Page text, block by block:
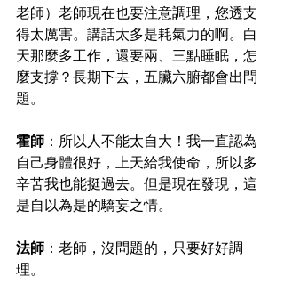
老師）老師現在也要注意調理，您透支
得太厲害。講話太多是耗氣力的啊。白
天那麼多工作，還要兩、三點睡眠，怎
麼支撐？長期下去，五臟六腑都會出問
題。
霍師 ：所以人不能太自大！我一直認為
自己身體很好，上天給我使命，所以多
辛苦我也能挺過去。但是現在發現，這
是自以為是的驕妄之情。
法師 ：老師，沒問題的，只要好好調
理。